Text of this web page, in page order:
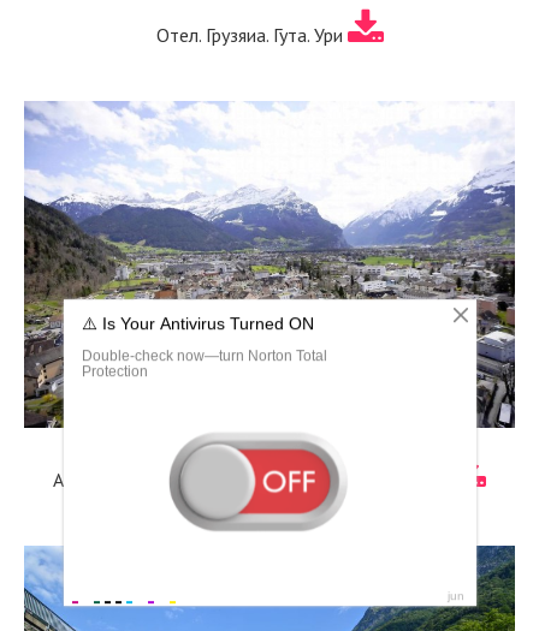
Отел. Грузяиа. Гута. Ури
Альтдорф Швейцария достопримечательности